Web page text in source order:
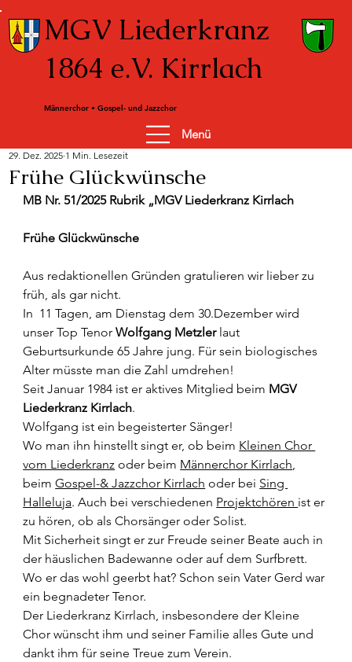
MGV Liederkranz
1864 e.V. Kirrlach
Männerchor • Gospel- und Jazzchor
Menü
Frühe Glückwünsche
29. Dez. 2025 1 Min. Lesezeit
MB Nr. 51/2025 Rubrik „MGV Liederkranz Kirrlach
Frühe Glückwünsche
Aus redaktionellen Gründen gratulieren wir lieber zu
früh, als gar nicht.
In  11 Tagen, am Dienstag dem 30.Dezember wird
unser Top Tenor Wolfgang Metzler laut
Geburtsurkunde 65 Jahre jung. Für sein biologisches
Alter müsste man die Zahl umdrehen!
Seit Januar 1984 ist er aktives Mitglied beim MGV
Liederkranz Kirrlach.
Wolfgang ist ein begeisterter Sänger!
Wo man ihn hinstellt singt er, ob beim Kleinen Chor
vom Liederkranz oder beim Männerchor Kirrlach,
beim Gospel-& Jazzchor Kirrlach oder bei Sing
Halleluja. Auch bei verschiedenen Projektchören ist er
zu hören, ob als Chorsänger oder Solist.
Mit Sicherheit singt er zur Freude seiner Beate auch in
der häuslichen Badewanne oder auf dem Surfbrett.
Wo er das wohl geerbt hat? Schon sein Vater Gerd war
ein begnadeter Tenor.
Der Liederkranz Kirrlach, insbesondere der Kleine
Chor wünscht ihm und seiner Familie alles Gute und
dankt ihm für seine Treue zum Verein.